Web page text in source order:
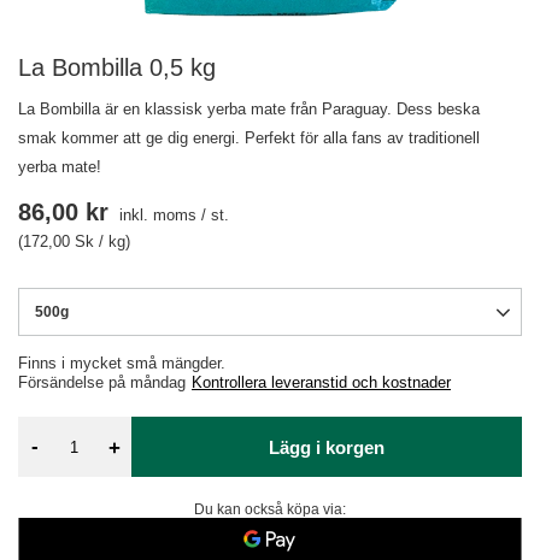
La Bombilla 0,5 kg
La Bombilla är en klassisk yerba mate från Paraguay. Dess beska
smak kommer att ge dig energi. Perfekt för alla fans av traditionell
yerba mate!
500g
Finns i mycket små mängder
Försändelse på måndag Kontrollera leveranstid och kostnader
86,00 kr inkl. moms / st.
(172,00 Sk / kg)
- + Lägg i korgen
Du kan också köpa via: